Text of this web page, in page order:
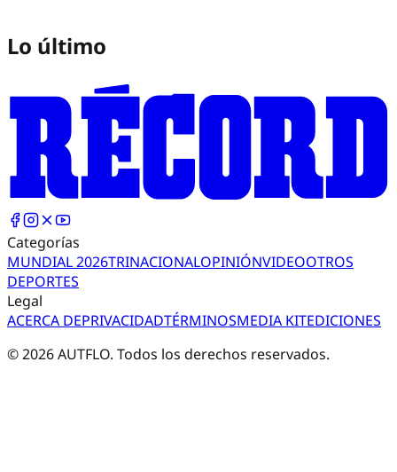
Lo último
Categorías
MUNDIAL 2026TRINACIONALOPINIÓNVIDEOOTROS
DEPORTES
Legal
ACERCA DEPRIVACIDADTÉRMINOSMEDIA KITEDICIONES
©2026AUTFLO. Todos los derechos reservados.